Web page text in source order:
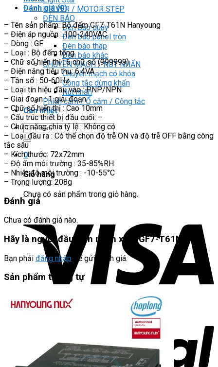
DRIVER / MOTOR STEP
ĐÈN BÁO
Đèn báo quay
Đèn báo panel tròn
Đèn báo tháp
Đèn báo khác
CHUYỂN MẠCH / NÚT NHẤN
Chuyển mạch có khóa
Công tắc dừng khẩn
Nút nhấn
Phích cắm / Ổ cắm / Công tắc
Can nhiệt
Tìm
kiếm:
0
Giỏ hàng
Chưa có sản phẩm trong giỏ hàng.
Đánh giá (0)
– Tên sản phẩm: Bộ đếm GF7-T61N Hanyoung
– Điện áp nguồn : 100-240VAC
– Dòng : GF
– Loại : Bộ đếm tổng
– Chữ số hiển thị : 6 chữ số (999999)
– Điện năng tiêu thụ: 6.4VA
– Tần số : 50-60Hz
– Loại tín hiệu đầu vào : PNP/NPN
– Giai đoạn : 1 giai đoạn
– Chữ số hiển thị : Cao 10mm
– Cấu trúc thiết bị đầu cuối: –
– Chức năng chia tỷ lệ : Không có
– Loại đầu ra : Có thể chọn độ trễ ON và độ trễ OFF bằng công
tắc sâu
– Kích thước: 72x72mm
– Độ ẩm môi trường : 35-85%RH
– Nhiệt độ môi trường : -10-55°C
– Trọng lượng: 208g
Đánh giá
Chưa có đánh giá nào.
Hãy là người đầu tiên nhận xét “GF7-T61N”
Bạn phải đăng nhập để gửi đánh giá.
Sản phẩm tương tự